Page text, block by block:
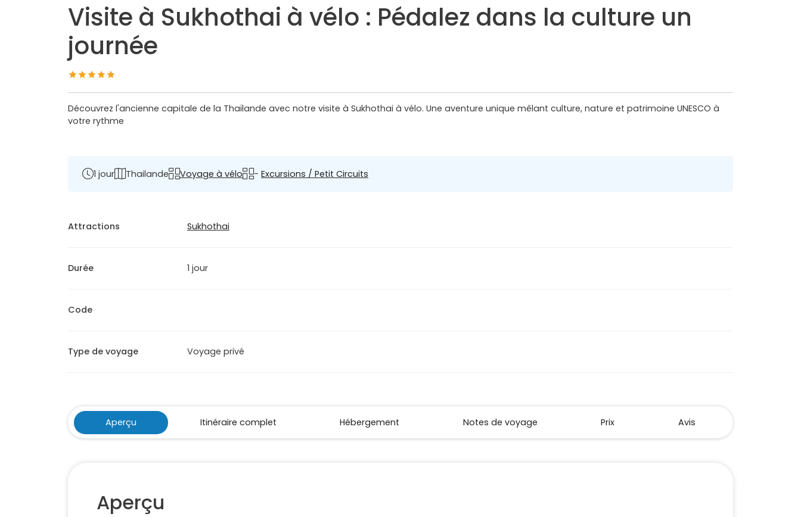
Visite à Sukhothai à vélo : Pédalez dans la culture un
journée
Découvrez l'ancienne capitale de la Thaïlande avec notre visite à Sukhothai à vélo. Une aventure unique mêlant culture, nature et patrimoine UNESCO à
votre rythme
1 jour Thailande Voyage à vélo - Excursions / Petit Circuits
Attractions Sukhothai
Durée 1 jour
Code
Type de voyage Voyage privé
Aperçu Itinéraire complet Hébergement Notes de voyage Prix Avis
Aperçu